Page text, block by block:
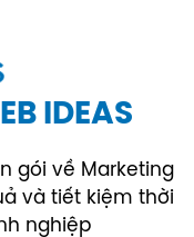
IDEAS
gói về Marketing
và tiết kiệm thời
nghiệp